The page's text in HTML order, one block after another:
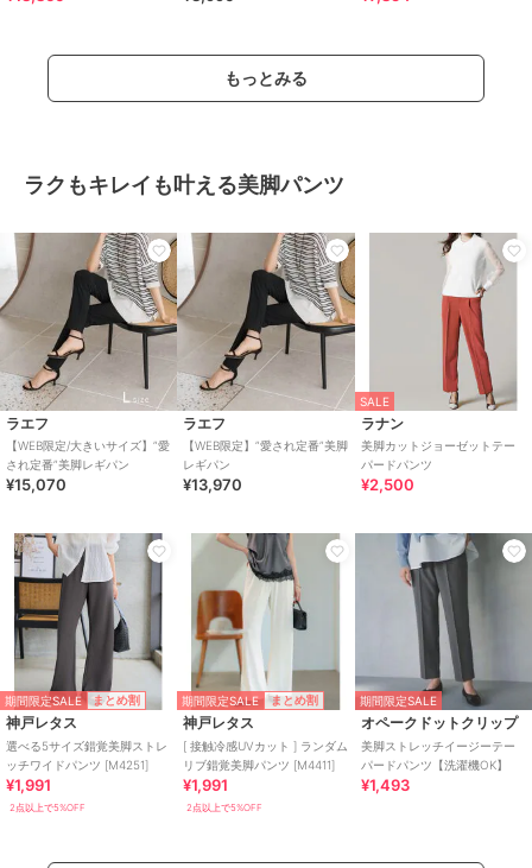
もっとみる
ラクもキレイも叶える美脚パンツ
ラエフ
【WEB限定/大きいサイズ】”愛
され定番”美脚レギパン
¥15,070
ラエフ
【WEB限定】”愛され定番”美脚
レギパン
¥13,970
SALE
ラナン
美脚カットジョーゼットテー
パードパンツ
¥2,500
期間限定SALE まとめ割
神戸レタス
選べる5サイズ錯覚美脚ストレ
ッチワイドパンツ [M4251]
¥1,991
2点以上で5%OFF
期間限定SALE まとめ割
神戸レタス
[ 接触冷感UVカット ] ランダム
リブ錯覚美脚パンツ [M4411]
¥1,991
2点以上で5%OFF
期間限定SALE
オペークドットクリップ
美脚ストレッチイージーテー
パードパンツ【洗濯機OK】
¥1,493